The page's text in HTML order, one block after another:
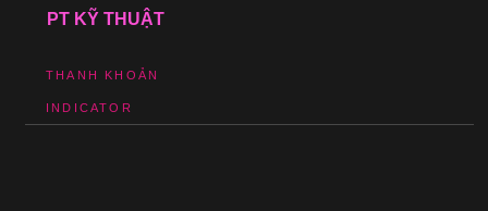
PT KỸ THUẬT
THANH KHOẢN
INDICATOR